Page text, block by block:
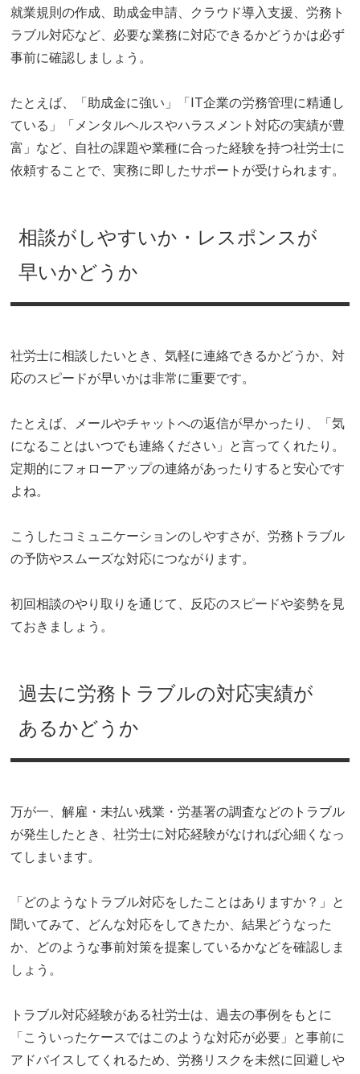
就業規則の作成、助成金申請、クラウド導入支援、労務ト
ラブル対応など、必要な業務に対応できるかどうかは必ず
事前に確認しましょう。
たとえば、「助成金に強い」「IT企業の労務管理に精通し
ている」「メンタルヘルスやハラスメント対応の実績が豊
富」など、自社の課題や業種に合った経験を持つ社労士に
依頼することで、実務に即したサポートが受けられます。
相談がしやすいか・レスポンスが
早いかどうか
社労士に相談したいとき、気軽に連絡できるかどうか、対
応のスピードが早いかは非常に重要です。
たとえば、メールやチャットへの返信が早かったり、「気
になることはいつでも連絡ください」と言ってくれたり。
定期的にフォローアップの連絡があったりすると安心です
よね。
こうしたコミュニケーションのしやすさが、労務トラブル
の予防やスムーズな対応につながります。
初回相談のやり取りを通じて、反応のスピードや姿勢を見
ておきましょう。
過去に労務トラブルの対応実績が
あるかどうか
万が一、解雇・未払い残業・労基署の調査などのトラブル
が発生したとき、社労士に対応経験がなければ心細くなっ
てしまいます。
「どのようなトラブル対応をしたことはありますか？」と
聞いてみて、どんな対応をしてきたか、結果どうなった
か、どのような事前対策を提案しているかなどを確認しま
しょう。
トラブル対応経験がある社労士は、過去の事例をもとに
「こういったケースではこのような対応が必要」と事前に
アドバイスしてくれるため、労務リスクを未然に回避しや